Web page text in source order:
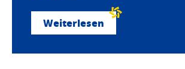
Weiterlesen